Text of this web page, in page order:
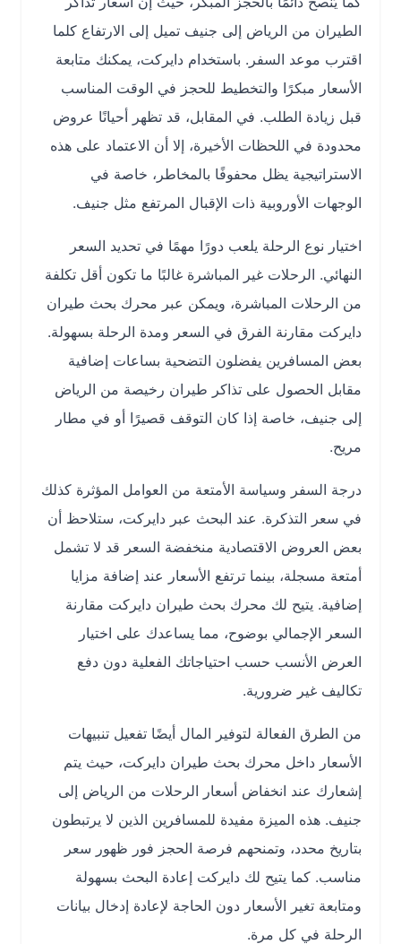
الطيران من الرياض إلى جنيف تميل إلى الارتفاع كلما
اقترب موعد السفر. باستخدام دايركت، يمكنك متابعة
الأسعار مبكرًا والتخطيط للحجز في الوقت المناسب
قبل زيادة الطلب. في المقابل، قد تظهر أحيانًا عروض
محدودة في اللحظات الأخيرة، إلا أن الاعتماد على هذه
الاستراتيجية يظل محفوفًا بالمخاطر، خاصة في
الوجهات الأوروبية ذات الإقبال المرتفع مثل جنيف.
اختيار نوع الرحلة يلعب دورًا مهمًا في تحديد السعر
النهائي. الرحلات غير المباشرة غالبًا ما تكون أقل تكلفة
من الرحلات المباشرة، ويمكن عبر محرك بحث طيران
دايركت مقارنة الفرق في السعر ومدة الرحلة بسهولة.
بعض المسافرين يفضلون التضحية بساعات إضافية
مقابل الحصول على تذاكر طيران رخيصة من الرياض
إلى جنيف، خاصة إذا كان التوقف قصيرًا أو في مطار
درجة السفر وسياسة الأمتعة من العوامل المؤثرة كذلك
في سعر التذكرة. عند البحث عبر دايركت، ستلاحظ أن
بعض العروض الاقتصادية منخفضة السعر قد لا تشمل
أمتعة مسجلة، بينما ترتفع الأسعار عند إضافة مزايا
إضافية. يتيح لك محرك بحث طيران دايركت مقارنة
السعر الإجمالي بوضوح، مما يساعدك على اختيار
العرض الأنسب حسب احتياجاتك الفعلية دون دفع
تكاليف غير ضرورية.
من الطرق الفعالة لتوفير المال أيضًا تفعيل تنبيهات
الأسعار داخل محرك بحث طيران دايركت، حيث يتم
إشعارك عند انخفاض أسعار الرحلات من الرياض إلى
جنيف. هذه الميزة مفيدة للمسافرين الذين لا يرتبطون
بتاريخ محدد، وتمنحهم فرصة الحجز فور ظهور سعر
مناسب. كما يتيح لك دايركت إعادة البحث بسهولة
ومتابعة تغير الأسعار دون الحاجة لإعادة إدخال بيانات
الرحلة في كل مرة.